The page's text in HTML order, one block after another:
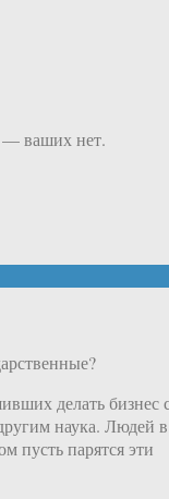
— ваших нет.
делать бизнес
наука. Людей в
пусть парятся эти